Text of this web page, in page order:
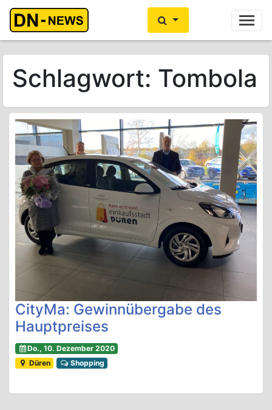
Ihre Anzeige hier? Jetzt informieren
Schlagwort: Tombola
CityMa: Gewinnübergabe des
Hauptpreises
Do., 10. Dezember 2020
Düren
Shopping